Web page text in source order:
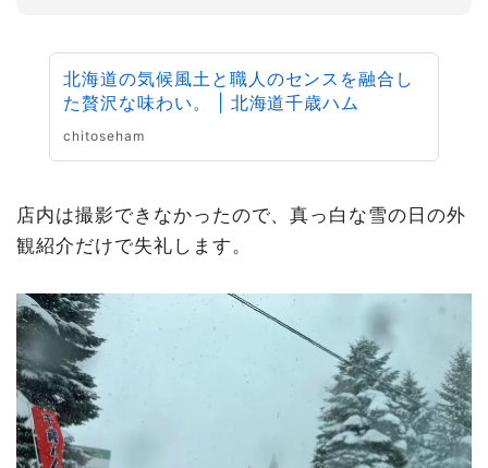
北海道の気候風土と職人のセンスを融合し
た贅沢な味わい。 | 北海道千歳ハム
chitoseham
店内は撮影できなかったので、真っ白な雪の日の外
観紹介だけで失礼します。